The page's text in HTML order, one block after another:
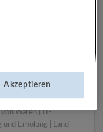
| Einzelhandel |
|
Waren | IT-
Erholung | Land-
Akzeptieren